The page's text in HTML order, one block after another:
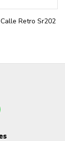
Retro Sr202